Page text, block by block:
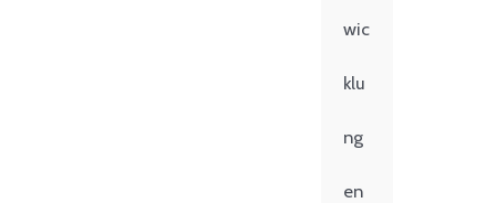
wic
klu
ng
en